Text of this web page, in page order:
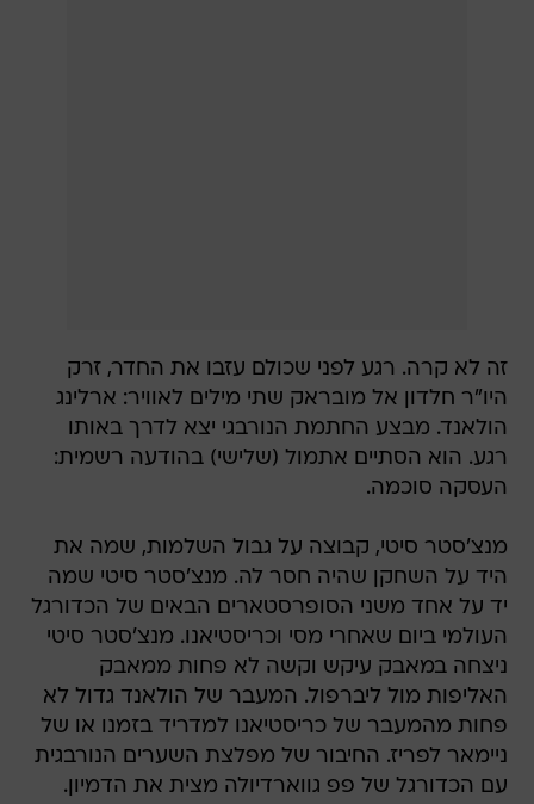
זה לא קרה. רגע לפני שכולם עזבו את החדר, זרק
היו"ר חלדון אל מובראק שתי מילים לאוויר: ארלינג
הולאנד. מבצע החתמת הנורבגי יצא לדרך באותו
רגע. הוא הסתיים אתמול (שלישי) בהודעה רשמית:
העסקה סוכמה.
מנצ'סטר סיטי, קבוצה על גבול השלמות, שמה את
היד על השחקן שהיה חסר לה. מנצ'סטר סיטי שמה
יד על אחד משני הסופרסטארים הבאים של הכדורגל
העולמי ביום שאחרי מסי וכריסטיאנו. מנצ'סטר סיטי
ניצחה במאבק עיקש וקשה לא פחות ממאבק
האליפות מול ליברפול. המעבר של הולאנד גדול לא
פחות מהמעבר של כריסטיאנו למדריד בזמנו או של
ניימאר לפריז. החיבור של מפלצת השערים הנורבגית
עם הכדורגל של פפ גווארדיולה מצית את הדמיון.